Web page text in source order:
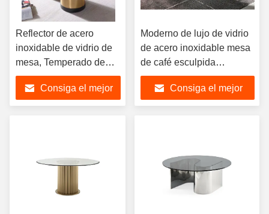
Reflector de acero
inoxidable de vidrio de
mesa, Temperado de
vidrio negro juego de
mesa de café
Consiga el mejor
Moderno de lujo de vidrio
de acero inoxidable mesa
de café esculpida
transparente
Consiga el mejor